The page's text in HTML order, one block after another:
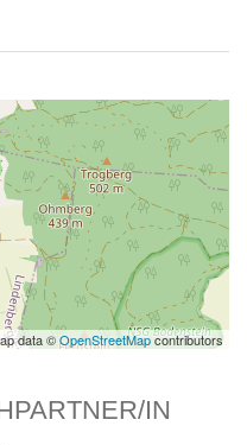
data ©OpenStreetMapcontributors
IN